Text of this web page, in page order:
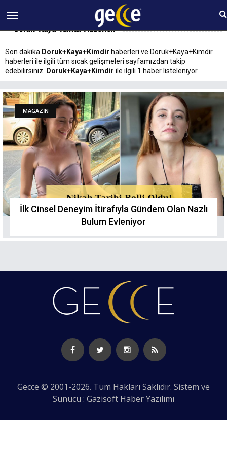
10 AĞUSTOS Pazartesi 11:50
Doruk+Kaya+Kimdir Haberleri
Son dakika Doruk+Kaya+Kimdir haberleri ve Doruk+Kaya+Kimdir
haberleri ile ilgili tüm sıcak gelişmeleri sayfamızdan takip
edebilirsiniz.
Doruk+Kaya+Kimdir ile ilgili 1 haber listeleniyor.
MAGAZİN
İlk Cinsel Deneyim İtirafıyla Gündem Olan Nazlı
Bulum Evleniyor
Gecce © 2001-2026. Tüm Hakları Saklıdır. Sistem ve
Sunucu : Gazisoft Haber Yazılımı